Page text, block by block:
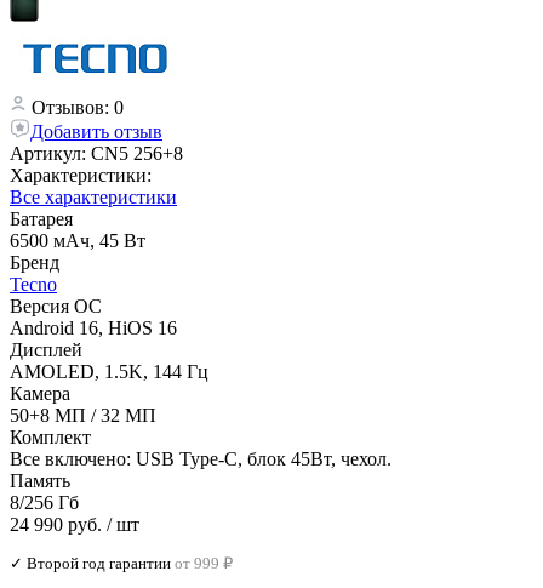
Отзывов: 0
Добавить отзыв
Артикул: CN5 256+8
Характеристики:
Все характеристики
Батарея
6500 мАч, 45 Вт
Бренд
Tecno
Версия ОС
Android 16, HiOS 16
Дисплей
AMOLED, 1.5K, 144 Гц
Камера
50+8 МП / 32 МП
Комплект
Все включено: USB Type-C, блок 45Вт, чехол.
Память
8/256 Гб
24 990 руб. / шт
✓ Второй год гарантии от 999 ₽